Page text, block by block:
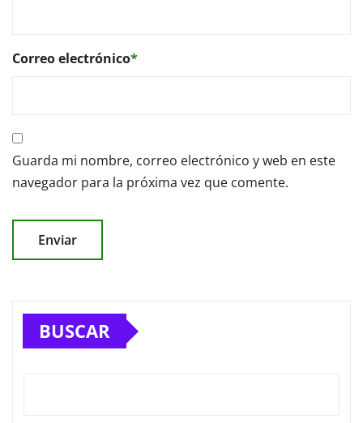
Correo electrónico*
Guarda mi nombre, correo electrónico y web en este
navegador para la próxima vez que comente.
BUSCAR